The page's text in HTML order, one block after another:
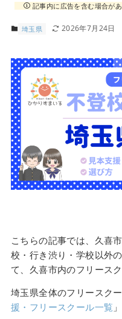
記事内に広告を含む場合が
埼玉県 2026年7月24日
こちらの記事では、久喜
校・行き渋り・学校以外
て、久喜市内のフリース
埼玉県全体のフリースク
援・フリースクール一覧